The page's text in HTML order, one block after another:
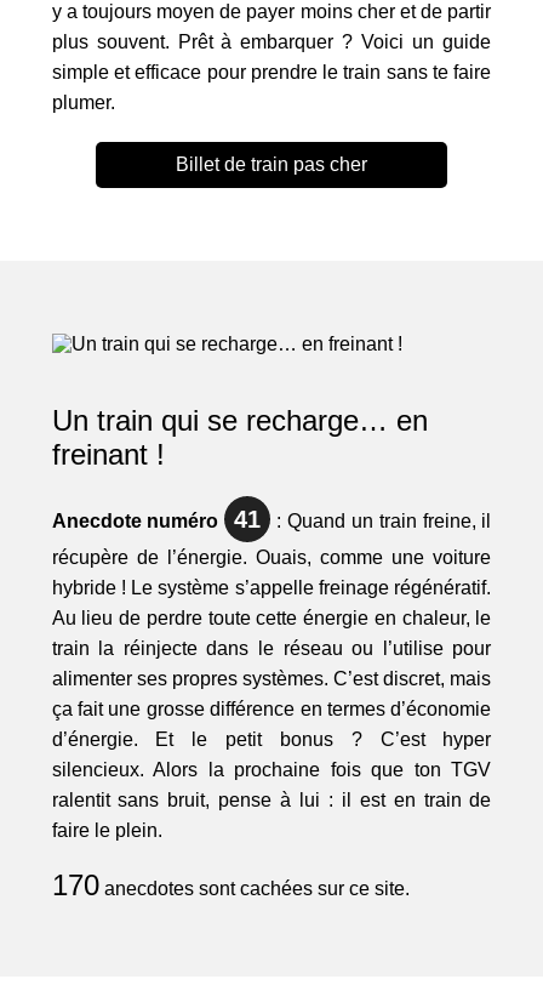
y a toujours moyen de payer moins cher et de partir
plus souvent. Prêt à embarquer ? Voici un guide
simple et efficace pour prendre le train sans te faire
plumer.
Billet de train pas cher
Un train qui se recharge… en
freinant !
Anecdote numéro 41
: Quand un train freine, il
récupère de l’énergie. Ouais, comme une voiture
hybride ! Le système s’appelle freinage régénératif.
Au lieu de perdre toute cette énergie en chaleur, le
train la réinjecte dans le réseau ou l’utilise pour
alimenter ses propres systèmes. C’est discret, mais
ça fait une grosse différence en termes d’économie
d’énergie. Et le petit bonus ? C’est hyper
silencieux. Alors la prochaine fois que ton TGV
ralentit sans bruit, pense à lui : il est en train de
faire le plein.
170anecdotes sont cachées sur ce site.